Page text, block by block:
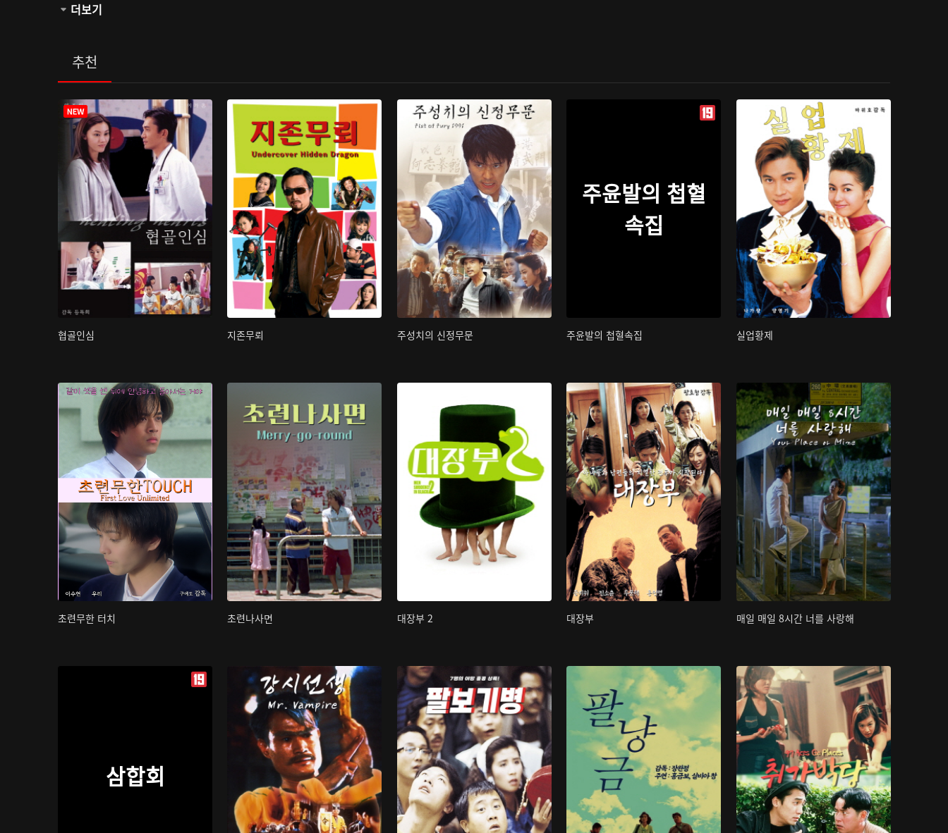
관람등급:
더보기
추천
협골인심 지존무뢰 주성치의 신정무문
주윤발의 첩혈
속집
주윤발의 첩혈속집 실업황제
초련무한 터치 초련나사면 대장부 2 대장부 매일 매일 8시간 너를 사랑해
삼합회